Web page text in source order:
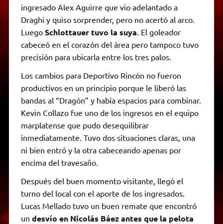
ingresado Alex Aguirre que vio adelantado a
Draghi y quiso sorprender, pero no acertó al arco.
Luego Schlottauer tuvo la suya . El goleador
cabeceó en el corazón del área pero tampoco tuvo
precisión para ubicarla entre los tres palos.
Los cambios para Deportivo Rincón no fueron
productivos en un principio porque le liberó las
bandas al “Dragón” y había espacios para combinar.
Kevin Collazo fue uno de los ingresos en el equipo
marplatense que pudo desequilibrar
inmediatamente. Tuvo dos situaciones claras, una
ni bien entró y la otra cabeceando apenas por
encima del travesaño.
Después del buen momento visitante, llegó el
turno del local con el aporte de los ingresados.
Lucas Mellado tuvo un buen remate que encontró
un desvío en Nicolás Báez antes que la pelota